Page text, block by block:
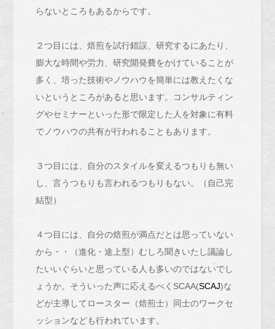
らないところもあるからです。
２つ目には、焙煎を試行錯誤、研究するにあたり、
膨大な時間や労力、研究開発費をかけていることが
多く、培った技術やノウハウを簡単には教えたくな
いというところがあると思います。コンサルティン
グやセミナーといった形で限定した人を対象に有料
でノウハウの共有が行われることもあります。
３つ目には、自分のスタイルを変えるつもりも無い
し、言うつもりも言われるつもりもない。（自己完
結型）
４つ目には、自分の焙煎が満点だとは思っていない
から・・（進化・途上型）むしろ聞きいたし議論し
たいいぐらいと思っている人も多いのではないでし
ょうか。そういった声に応えるべくSCAA(SCAJ)な
どが主導してロースター（焙煎士）同士のワークセ
ッションなども行われています。